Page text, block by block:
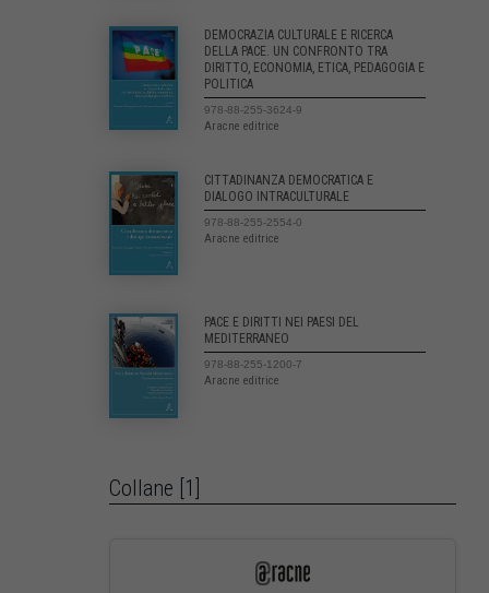
DEMOCRAZIA CULTURALE E RICERCA
DELLA PACE. UN CONFRONTO TRA
DIRITTO, ECONOMIA, ETICA, PEDAGOGIA E
POLITICA
978-88-255-3624-9
Aracne editrice
CITTADINANZA DEMOCRATICA E
DIALOGO INTRACULTURALE
978-88-255-2554-0
Aracne editrice
PACE E DIRITTI NEI PAESI DEL
MEDITERRANEO
978-88-255-1200-7
Aracne editrice
Collane [1]